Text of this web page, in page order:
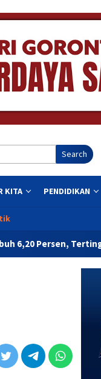
Search
KITA PENDIDIKAN
di Pulau